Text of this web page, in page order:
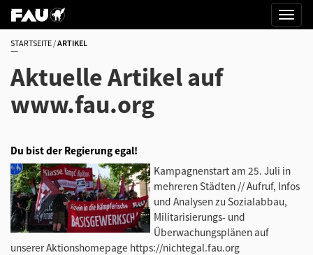
STARTSEITE ARTIKEL
Aktuelle Artikel auf
www.fau.org
Du bist der Regierung egal!
Kampagnenstart am 25. Juli in
mehreren Städten // Aufruf, Infos
und Analysen zu Sozialabbau,
Militarisierungs- und
Überwachungsplänen auf
unserer Aktionshomepage https://nichtegal.fau.org